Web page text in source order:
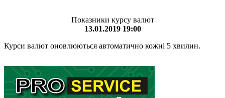
Показники курсу валют
13.01.2019 19:00
Курси валют оновлюються автоматично кожні 5 хвилин.